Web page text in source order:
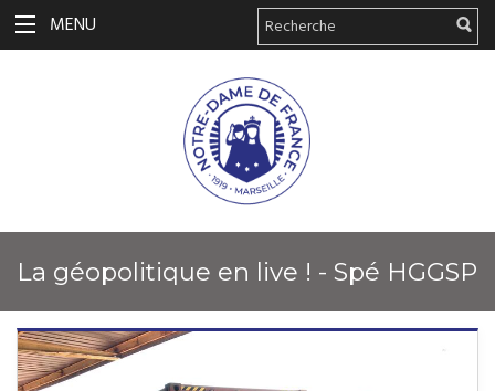
MENU
La géopolitique en live ! - Spé HGGSP